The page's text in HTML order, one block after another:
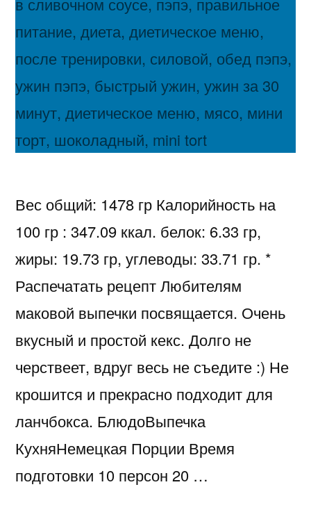
Вес общий: 1478 гр Калорийность на
100 гр : 347.09 ккал. белок: 6.33 гр,
жиры: 19.73 гр, углеводы: 33.71 гр. *
Распечатать рецепт Любителям
маковой выпечки посвящается. Очень
вкусный и простой кекс. Долго не
черствеет, вдруг весь не съедите :) Не
крошится и прекрасно подходит для
ланчбокса. БлюдоВыпечка
КухняНемецкая Порции Время
подготовки 10 персон 20 …